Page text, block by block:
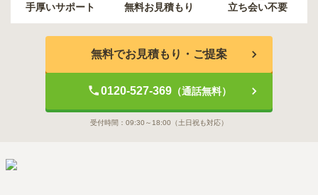
手厚いサポート 無料お見積もり 立ち会い不要
無料でお見積もり・ご提案
0120-527-369（通話無料）
受付時間： 09:30～18:00 （土日祝も対応）